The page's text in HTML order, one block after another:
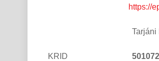
https://
Tarjáni
KRID